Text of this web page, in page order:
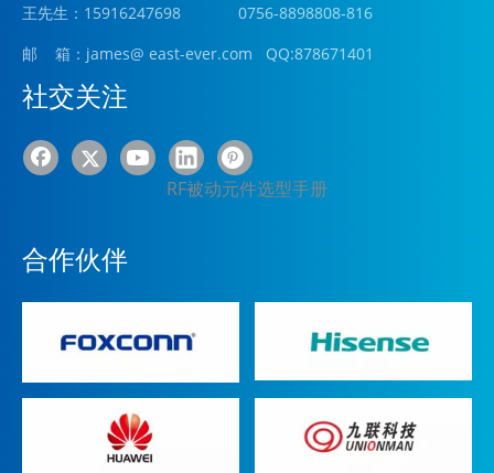
王先生：15916247698 0756-8898808-816
邮 箱：james@ east-ever.com QQ:878671401
社交关注
RF被动元件选型手册
合作伙伴